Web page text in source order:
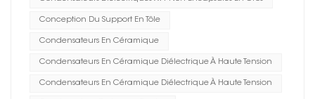
Conception Du Support En Tôle
Condensateurs En Céramique
Condensateurs En Céramique Diélectrique À Haute Tension
Condensateurs En Céramique Diélectrique À Haute Tension